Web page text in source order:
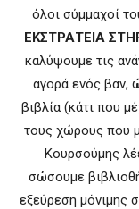
όλοι σύμμαχοί
ΕΚΣΤΡΑΤΕΙΑ
καλύψουμε τις
αγορά ενός βαν,
βιβλία (κάτι που
τους χώρους που
Κουρσούμης
σώσουμε
εξεύρεση μόνιμης